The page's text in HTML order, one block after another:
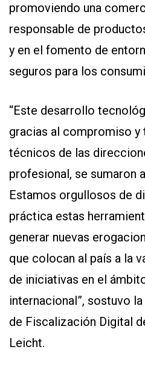
promoviendo una
responsable de
y en el fomento de
seguros para los
“Este desarrollo
gracias al compromiso y
técnicos de las
profesional, se sumaron
Estamos orgullosos de
práctica estas
generar nuevas
que colocan al país a la
de iniciativas en el
internacional”, sostuvo
de Fiscalización Digital
Leicht.